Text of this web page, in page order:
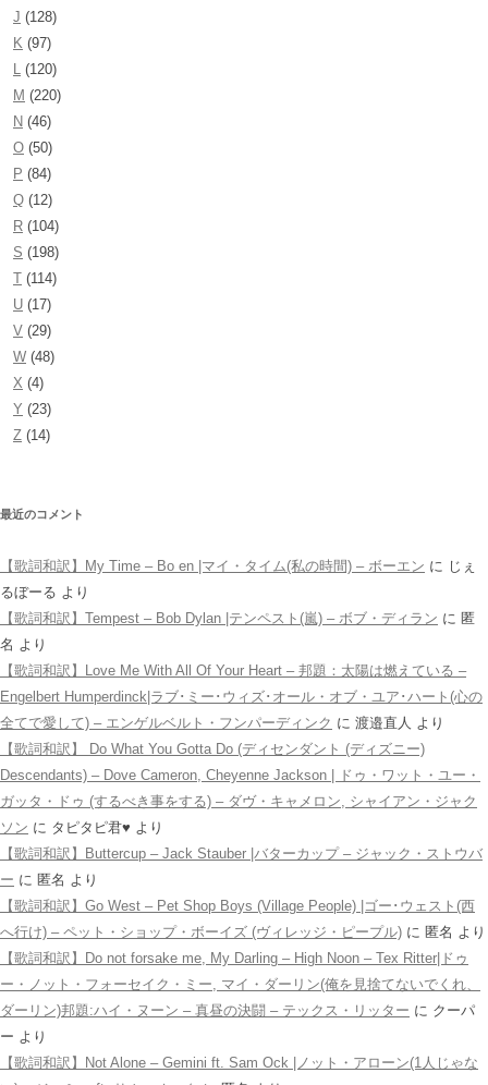
J (128)
K (97)
L (120)
M (220)
N (46)
O (50)
P (84)
Q (12)
R (104)
S (198)
T (114)
U (17)
V (29)
W (48)
X (4)
Y (23)
Z (14)
最近のコメント
【歌詞和訳】My Time – Bo en |マイ・タイム(私の時間) – ボーエン に じぇ
るぼーる より
【歌詞和訳】Tempest – Bob Dylan |テンペスト(嵐) – ボブ・ディラン に 匿
名 より
【歌詞和訳】Love Me With All Of Your Heart – 邦題：太陽は燃えている –
Engelbert Humperdinck|ラブ･ミー･ウィズ･オール・オブ・ユア･ハート(心の
全てで愛して) – エンゲルベルト・フンパーディンク に 渡邉直人 より
【歌詞和訳】 Do What You Gotta Do (ディセンダント (ディズニー)
Descendants) – Dove Cameron, Cheyenne Jackson | ドゥ・ワット・ユー・
ガッタ・ドゥ (するべき事をする) – ダヴ・キャメロン, シャイアン・ジャク
ソン に タピタピ君♥️ より
【歌詞和訳】Buttercup – Jack Stauber |バターカップ – ジャック・ストウバ
ー に 匿名 より
【歌詞和訳】Go West – Pet Shop Boys (Village People) |ゴー･ウェスト(西
へ行け) – ペット・ショップ・ボーイズ (ヴィレッジ・ピープル) に 匿名 より
【歌詞和訳】Do not forsake me, My Darling – High Noon – Tex Ritter|ドゥ
ー・ノット・フォーセイク・ミー, マイ・ダーリン(俺を見捨てないでくれ、
ダーリン)邦題:ハイ・ヌーン – 真昼の決闘 – テックス・リッター に クーパ
ー より
【歌詞和訳】Not Alone – Gemini ft. Sam Ock |ノット・アローン(1人じゃな